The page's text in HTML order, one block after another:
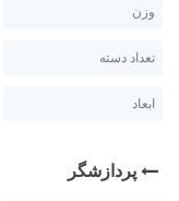
وزن
تعداد دسته
ابعاد
پردازشگر